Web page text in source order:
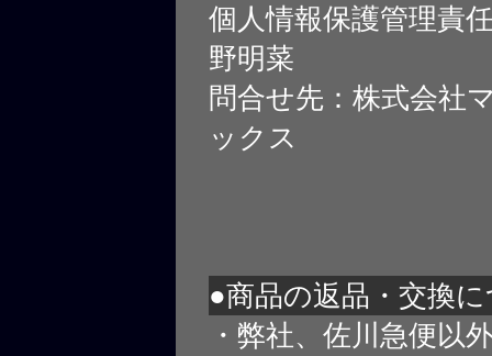
個人情報保護管理責
野明菜
問合せ先：株式会社
ックス
●商品の返品・交換
・弊社、佐川急便以